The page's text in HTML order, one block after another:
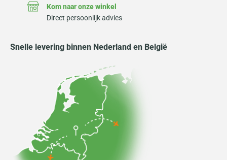
Kom naar onze winkel
Direct persoonlijk advies
Snelle levering binnen Nederland en België